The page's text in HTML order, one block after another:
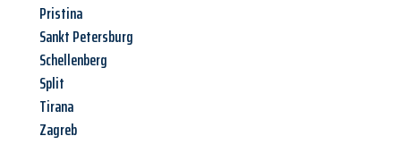
Pristina
Sankt Petersburg
Schellenberg
Split
Tirana
Zagreb